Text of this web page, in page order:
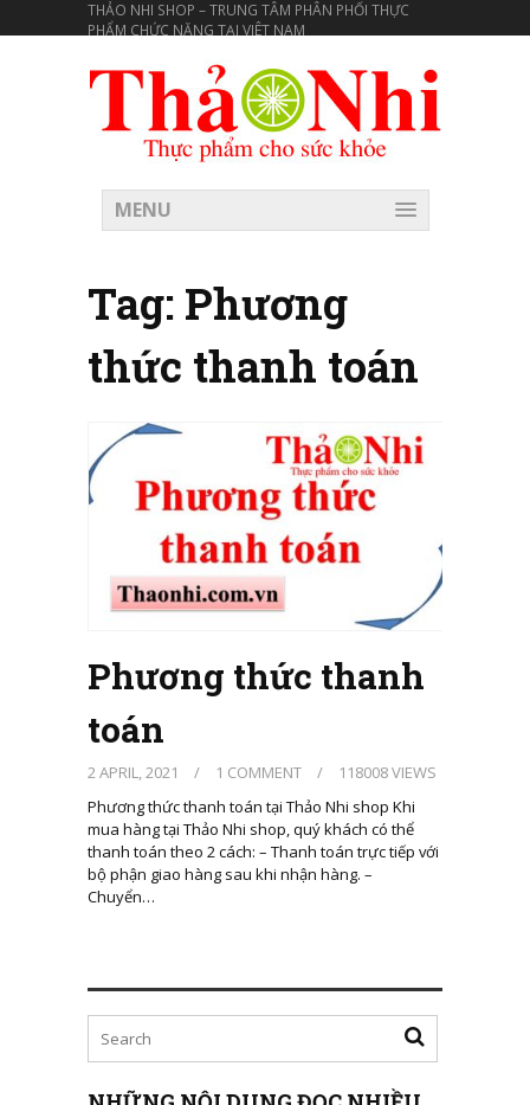
THẢO NHI SHOP – TRUNG TÂM PHÂN PHỐI THỰC
PHẨM CHỨC NĂNG TẠI VIÊT NAM
MENU
Tag: Phương
thức thanh toán
Phương thức thanh
toán
2 APRIL, 2021 / 1 COMMENT /
118008 VIEWS
Phương thức thanh toán tại Thảo Nhi shop Khi
mua hàng tại Thảo Nhi shop, quý khách có thể
thanh toán theo 2 cách: – Thanh toán trực tiếp với
bộ phận giao hàng sau khi nhận hàng. –
Chuyển…